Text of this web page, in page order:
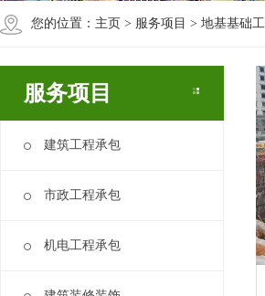
您的位置： 主页 > 服务项目 > 地基基础
服务项目
建筑工程承包
市政工程承包
机电工程承包